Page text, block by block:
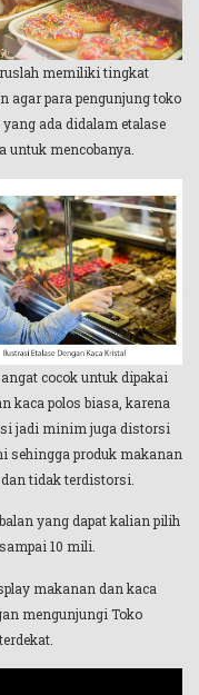
memiliki tingkat
agar para pengunjung toko
ada didalam etalase
untuk mencobanya.
cocok untuk dipakai
kaca polos biasa, karena
jadi minim juga distorsi
sehingga produk makanan
tidak terdistorsi.
yang dapat kalian pilih
10 mili.
makanan dan kaca
mengunjungi Toko